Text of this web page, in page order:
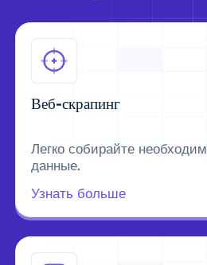
Веб-скрапинг
Легко собирайте
данные.
Узнать больше